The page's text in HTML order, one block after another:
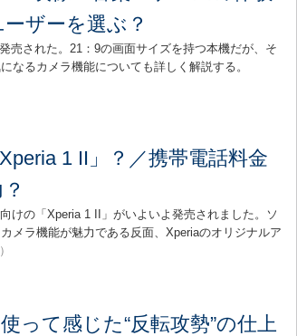
ザーを選ぶ？
売された。21：9の画面サイズを持つ本機だが、そ
なるカメラ機能についても詳しく解説する。
1 II」？／携帯電話料金
けの「Xperia 1 II」がいよいよ発売されました。ソ
メラ機能が魅力である反面、Xperiaのオリジナルア
って感じた“反転攻勢”の仕上